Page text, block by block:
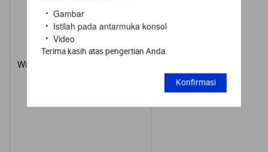
Gambar
Istilah pada antarmuka konsol
Video
Terima kasih atas pengertian Anda.
Konfirmasi
Wilayah yang didukung